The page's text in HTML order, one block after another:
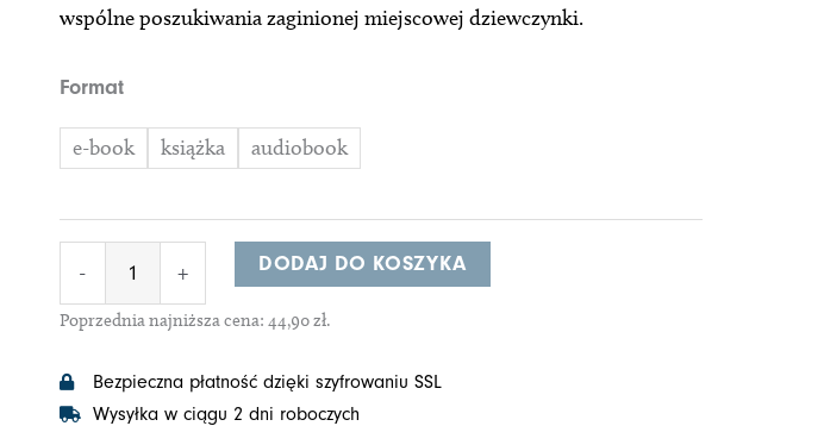
wspólne poszukiwania zaginionej miejscowej dziewczynki.
Format
e-book książka audiobook
- + DODAJ DO KOSZYKA
Poprzednia najniższa cena: 44,90zł.
Bezpieczna płatność dzięki szyfrowaniu SSL
Wysyłka w ciągu 2 dni roboczych